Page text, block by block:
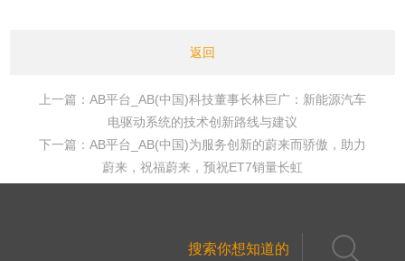
返回
上一篇：AB平台_AB(中国)科技董事长林巨广：新能源汽车
电驱动系统的技术创新路线与建议
下一篇：AB平台_AB(中国)为服务创新的蔚来而骄傲，助力
蔚来，祝福蔚来，预祝ET7销量长虹